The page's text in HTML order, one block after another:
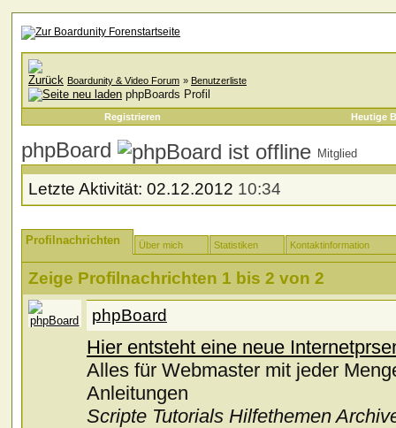
Boardunity & Video Forum » Benutzerliste
phpBoards Profil
Registrieren Heutige
phpBoard Mitglied
Letzte Aktivität: 02.12.2012 10:34
Profilnachrichten Über mich Statistiken Kontaktinformation
Zeige Profilnachrichten 1 bis 2 von 2
phpBoard
Hier entsteht eine neue
Alles für Webmaster mit jeder
Anleitungen
Scripte Tutorials Hilfethemen